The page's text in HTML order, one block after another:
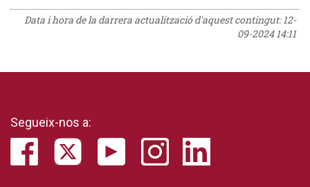
Data i hora de la darrera actualització d'aquest contingut:12-
09-2024 14:11
Segueix-nos a: